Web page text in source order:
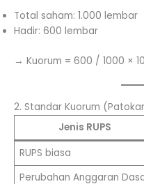
Total saham: 1.000 lembar
Hadir: 600 lembar
→ Kuorum = 600 / 1000 ×
2. Standar Kuorum
Jenis RUPS
RUPS biasa
Perubahan Anggaran